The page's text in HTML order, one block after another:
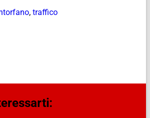
, traffico